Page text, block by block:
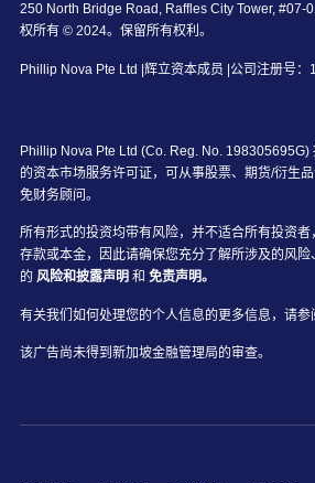
250 North Bridge Road, Raffles City Tower, #07-
权所有 © 2024。保留所有权利。
Phillip Nova Pte Ltd |辉立资本成员 |公司注册号
Phillip Nova Pte Ltd (Co. Reg. No. 198305695G)
的资本市场服务许可证，可从事股票、期货/衍生
免财务顾问。
所有形式的投资均带有风险，并不适合所有投资
存款或本金，因此请确保您充分了解所涉及的风险
的 风险和披露声明 和 免责声明。
有关我们如何处理您的个人信息的更多信息，请参
该广告尚未得到新加坡金融管理局的审查。